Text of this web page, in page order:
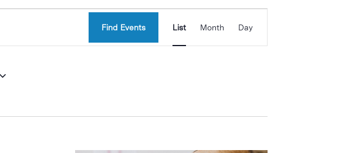
Find Events
Views
Navigation
List Month Day